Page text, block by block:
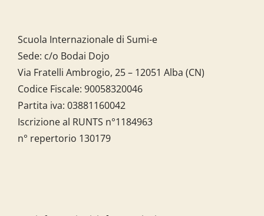
Scuola Internazionale di Sumi-e
Sede: c/o Bodai Dojo
Via Fratelli Ambrogio, 25 – 12051 Alba (CN)
Codice Fiscale: 90058320046
Partita iva: 03881160042
Iscrizione al RUNTS n°1184963
n° repertorio 130179